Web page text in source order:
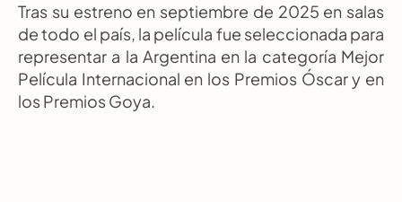
Tras su estreno en septiembre de 2025 en salas
de todo el país, la película fue seleccionada para
representar a la Argentina en la categoría Mejor
Película Internacional en los Premios Óscar y en
los Premios Goya.